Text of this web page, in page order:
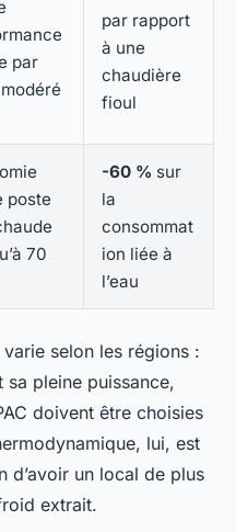
par
par rapport
à une
chaudière
fioul
poste
70
-60 % sur
la
consommat
ion liée à
l’eau
selon les régions :
pleine puissance,
doivent être choisies
lui, est
d’avoir un local de plus
extrait.